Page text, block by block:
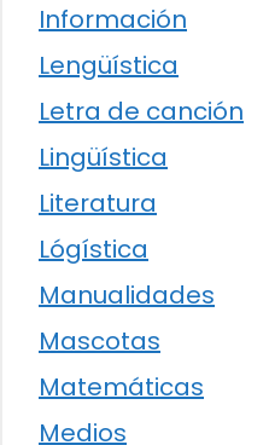
Información
Lengüística
Letra de canción
Lingüística
Literatura
Lógística
Manualidades
Mascotas
Matemáticas
Medios